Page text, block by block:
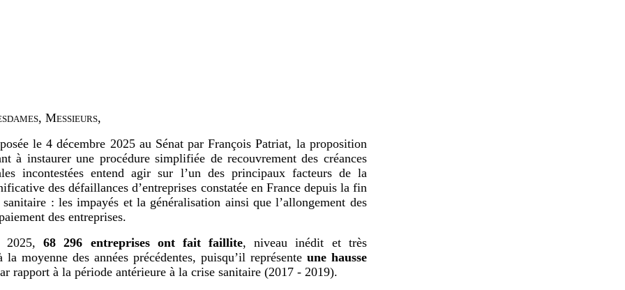
Messieurs,
le 4 décembre 2025 au Sénat par François Patriat, la proposition
à instaurer une procédure simplifiée de recouvrement des créances
incontestées entend agir sur l’un des principaux facteurs de la
des défaillances d’entreprises constatée en France depuis la fin
: les impayés et la généralisation ainsi que l’allongement des
des entreprises.
2025,68 296 entreprises ont fait faillite, niveau inédit et très
la moyenne des années précédentes, puisqu’il représente une hausse
rapport à la période antérieure à la crise sanitaire (2017 - 2019).